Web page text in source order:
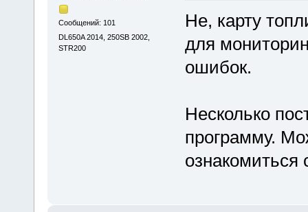
Сообщений: 101
DL650A 2014, 250SB 2002,
STR200
Не, карту
для
ошибок.
Несколько
программу.
ознакомиться